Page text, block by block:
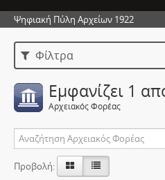
Ψηφιακή Πύλη Αρχείων 1922
Φίλτρα
Εμφανίζει 1
Αρχειακός Φορέας
Προβολή: